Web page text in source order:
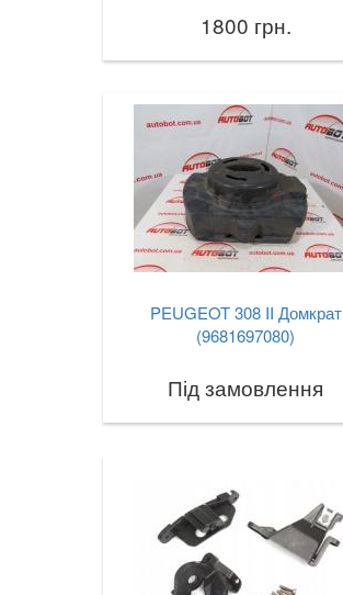
1800 грн.
PEUGEOT 308 II Домкрат
(9681697080)
Під замовлення